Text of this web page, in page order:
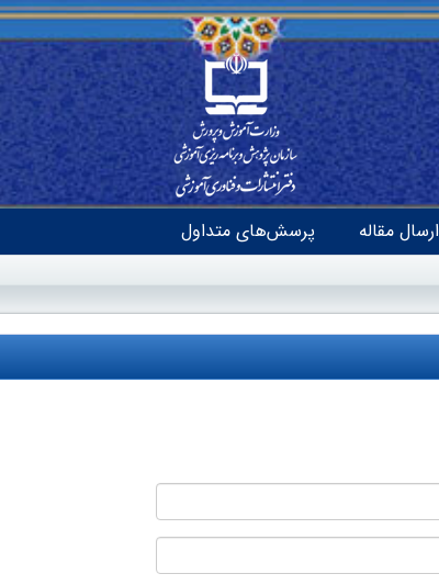
ارسال مقاله پرسش‌های متداول